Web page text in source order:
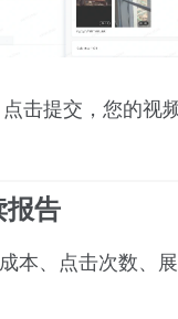
击提交，您的视
报告
本、点击次数、